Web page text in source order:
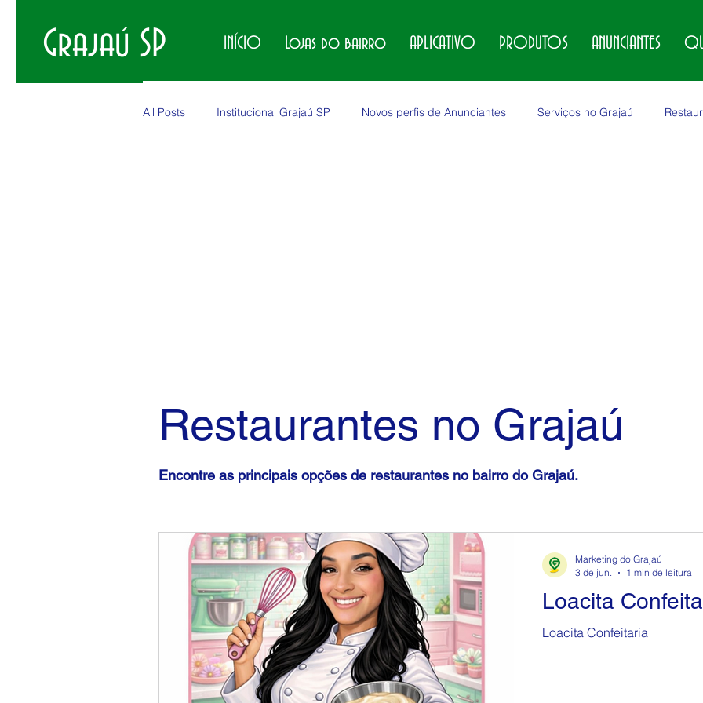
Grajaú SP INÍCIO Lojas do bairro APLICATIVO PRODUTOS ANUNCIANTES
All Posts Institucional Grajaú SP Novos perfis de Anunciantes Serviços no Grajaú
Restaurantes no Grajaú
Encontre as principais opções de restaurantes no bairro do Grajaú.
Loacita
Loacita Confeitaria
Marketing do Grajaú
3 de jun.
1 min de leitura